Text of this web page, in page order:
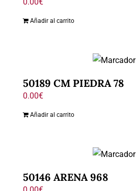
Añadir al carrito
50189 CM PIEDRA 78
0.00€
Añadir al carrito
50146 ARENA 968